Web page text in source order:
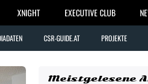
XNIGHT EXECUTIVE CLUB
CSR-GUIDE.AT PROJEKTE
Meistgelesene